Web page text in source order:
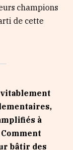
champions
de cette
à
bâtir des